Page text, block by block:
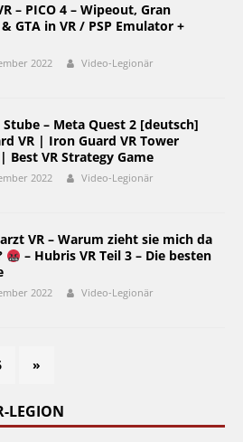
– PICO 4 – Wipeout, Gran
GTA in VR / PSP Emulator +
2022 Video-Legionär
Stube – Meta Quest 2 [deutsch]
VR | Iron Guard VR Tower
Best VR Strategy Game
2022 Video-Legionär
VR – Warum zieht sie mich da
– Hubris VR Teil 3 – Die besten
2022 Video-Legionär
»
LEGION